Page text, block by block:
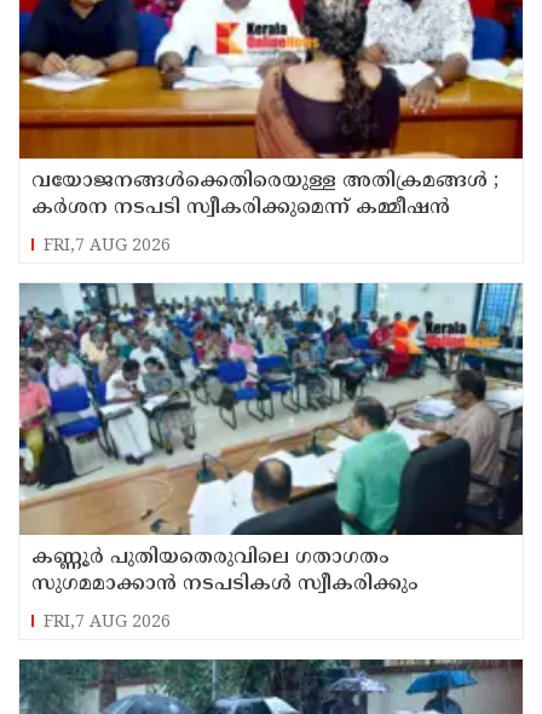
വയോജനങ്ങൾക്കെതിരെയുള്ള അതിക്രമങ്ങൾ ;
കർശന നടപടി സ്വീകരിക്കുമെന്ന് കമ്മീഷൻ
FRI,7 AUG 2026
കണ്ണൂർ പുതിയതെരുവിലെ ഗതാഗതം
സുഗമമാക്കാന്‍ നടപടികള്‍ സ്വീകരിക്കും
FRI,7 AUG 2026